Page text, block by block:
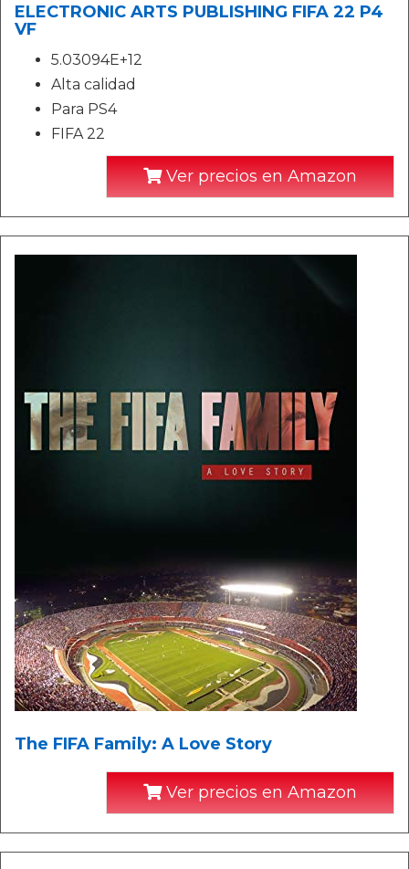
ELECTRONIC ARTS PUBLISHING FIFA 22 P4
VF
5.03094E+12
Alta calidad
Para PS4
FIFA 22
Ver precios en Amazon
The FIFA Family: A Love Story
Ver precios en Amazon